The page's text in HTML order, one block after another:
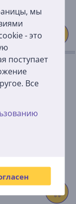
мы
- это
поступает
Все
микрофона